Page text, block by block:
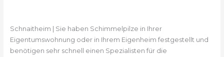
Schnaitheim | Sie haben Schimmelpilze in Ihrer
Eigentumswohnung oder in Ihrem Eigenheim festgestellt und
benötigen sehr schnell einen Spezialisten für die